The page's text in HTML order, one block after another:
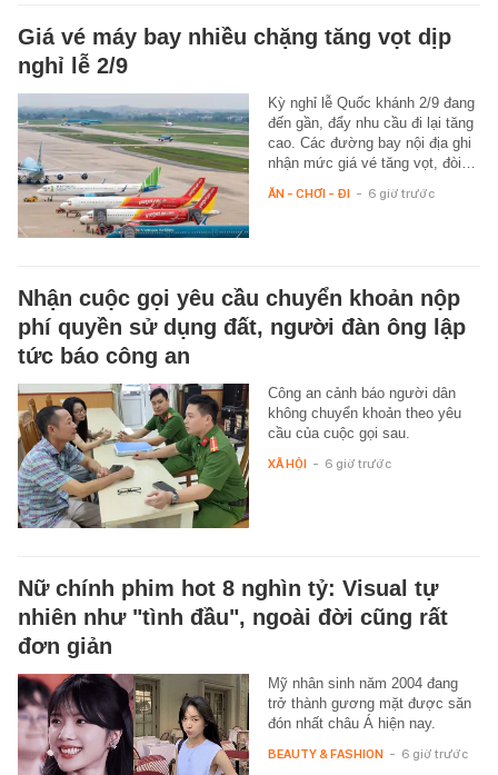
Giá vé máy bay nhiều chặng tăng vọt dịp
nghỉ lễ 2/9
Kỳ nghỉ lễ Quốc khánh 2/9 đang
đến gần, đẩy nhu cầu đi lại tăng
cao. Các đường bay nội địa ghi
nhận mức giá vé tăng vọt, đòi…
ĂN - CHƠI - ĐI - 6 giờ trước
Nhận cuộc gọi yêu cầu chuyển khoản nộp
phí quyền sử dụng đất, người đàn ông lập
tức báo công an
Công an cảnh báo người dân
không chuyển khoản theo yêu
cầu của cuộc gọi sau.
XÃ HỘI - 6 giờ trước
Nữ chính phim hot 8 nghìn tỷ: Visual tự
nhiên như "tình đầu", ngoài đời cũng rất
đơn giản
Mỹ nhân sinh năm 2004 đang
trở thành gương mặt được săn
đón nhất châu Á hiện nay.
BEAUTY & FASHION - 6 giờ trước